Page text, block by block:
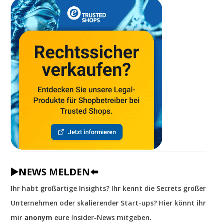
▶️NEWS MELDEN⬅️
Ihr habt großartige Insights? Ihr kennt die Secrets großer
Unternehmen oder skalierender Start-ups? Hier könnt ihr
mir anonym eure Insider-News mitgeben.